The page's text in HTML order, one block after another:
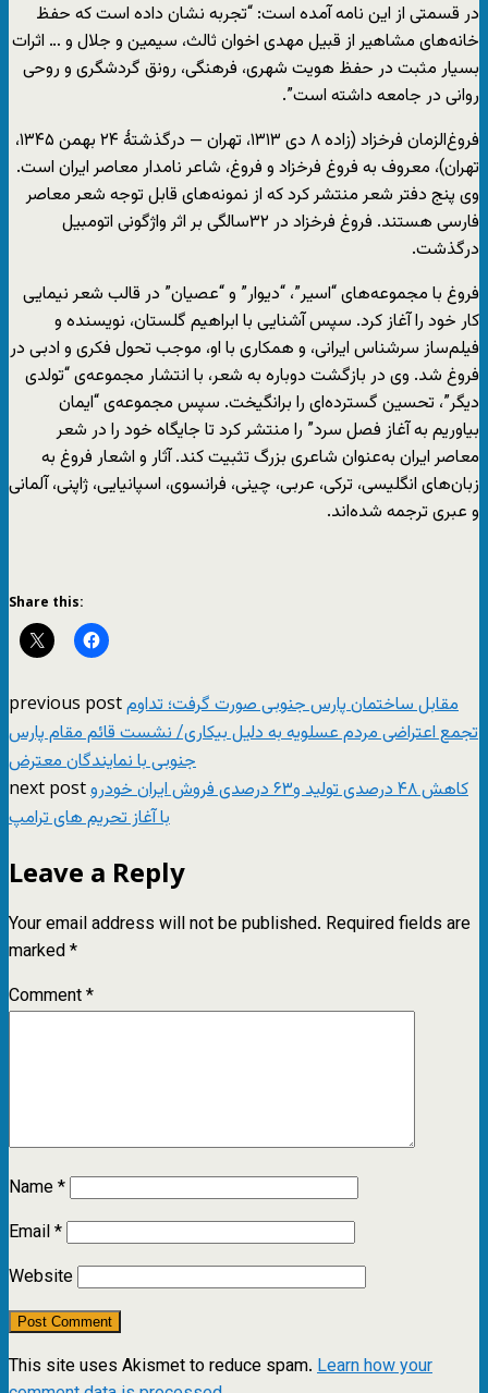
در قسمتی از این نامه آمده است: “تجربه نشان داده است که حفظ
خانه‌های مشاهیر از قبیل مهدی اخوان ثالث، سیمین و جلال و … اثرات
بسیار مثبت در حفظ هویت شهری، فرهنگی، رونق گردشگری و روحی
روانی در جامعه داشته است”.
فروغ‌الزمان فرخزاد (زاده ۸ دی ۱۳۱۳، تهران — درگذشتهٔ ۲۴ بهمن ۱۳۴۵،
تهران)، معروف به فروغ فرخزاد و فروغ، شاعر نامدار معاصر ایران است.
وی پنج دفتر شعر منتشر کرد که از نمونه‌های قابل توجه شعر معاصر
فارسی هستند. فروغ فرخزاد در ۳۲سالگی بر اثر واژگونی اتومبیل
درگذشت.
فروغ با مجموعه‌های “اسیر”، “دیوار” و “عصیان” در قالب شعر نیمایی
کار خود را آغاز کرد. سپس آشنایی با ابراهیم گلستان، نویسنده و
فیلم‌ساز سرشناس ایرانی، و همکاری با او، موجب تحول فکری و ادبی در
فروغ شد. وی در بازگشت دوباره به شعر، با انتشار مجموعه‌ی “تولدی
دیگر”، تحسین گسترده‌ای را برانگیخت. سپس مجموعه‌ی “ایمان
بیاوریم به آغاز فصل سرد” را منتشر کرد تا جایگاه خود را در شعر
معاصر ایران به‌عنوان شاعری بزرگ تثبیت کند. آثار و اشعار فروغ به
زبان‌های انگلیسی، ترکی، عربی، چینی، فرانسوی، اسپانیایی، ژاپنی، آلمانی
و عبری ترجمه شده‌اند.
Share this:
previous postمقابل ساختمان پارس جنوبی صورت گرفت؛ تداوم
تجمع اعتراضی مردم عسلویه به دلیل بیکاری/ نشست قائم مقام پارس
جنوبی با نمایندگان معترض
next postکاهش ۴۸ درصدی تولید و۶۳ درصدی فروش ایران خودرو
با آغاز تحریم های ترامپ
Leave a Reply
Your email address will not be published. Required fields are
marked*
Comment*
Name*
Email*
Website
This site uses Akismet to reduce spam. Learn how your